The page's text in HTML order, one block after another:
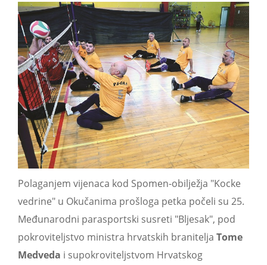
Polaganjem vijenaca kod Spomen-obilježja "Kocke
vedrine" u Okučanima prošloga petka počeli su 25.
Međunarodni parasportski susreti "Bljesak", pod
pokroviteljstvo ministra hrvatskih branitelja Tome
Medveda i supokroviteljstvom Hrvatskog